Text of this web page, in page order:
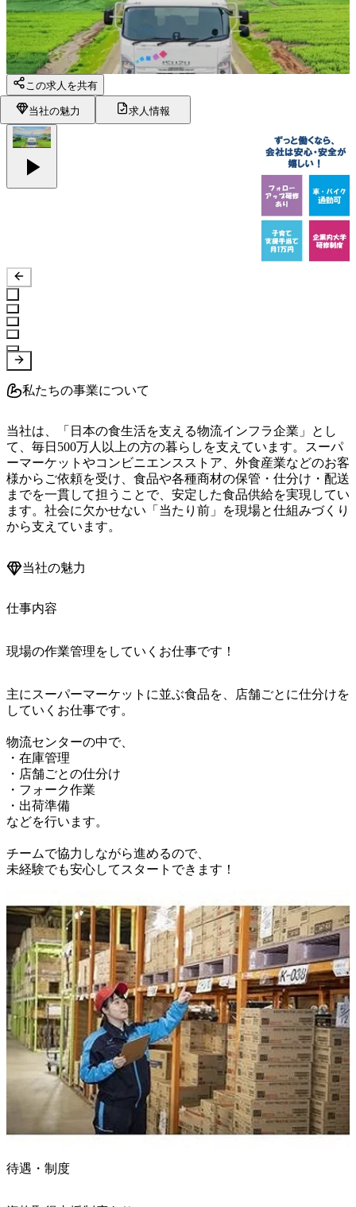
この求人を共有
当社の魅力 求人情報
私たちの事業について
当社は、「日本の食生活を支える物流インフラ企業」とし
て、毎日500万人以上の方の暮らしを支えています。スーパ
ーマーケットやコンビニエンスストア、外食産業などのお客
様からご依頼を受け、食品や各種商材の保管・仕分け・配送
までを一貫して担うことで、安定した食品供給を実現してい
ます。社会に欠かせない「当たり前」を現場と仕組みづくり
から支えています。
当社の魅力
仕事内容
現場の作業管理をしていくお仕事です！
主にスーパーマーケットに並ぶ食品を、店舗ごとに仕分けを
していくお仕事です。
物流センターの中で、
・在庫管理
・店舗ごとの仕分け
・フォーク作業
・出荷準備
などを行います。
チームで協力しながら進めるので、
未経験でも安心してスタートできます！
待遇・制度